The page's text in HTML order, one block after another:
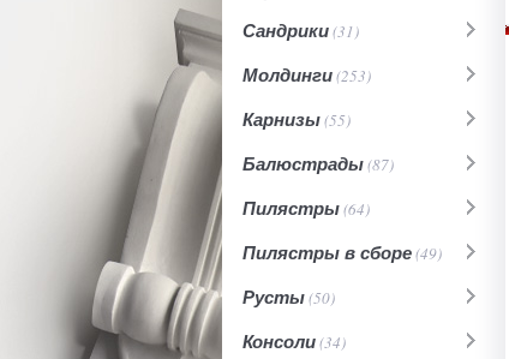
Сандрики(31)
Молдинги(253)
Карнизы(55)
Балюстрады(87)
Пилястры(64)
Пилястры в сборе(49)
Русты(50)
Консоли(34)